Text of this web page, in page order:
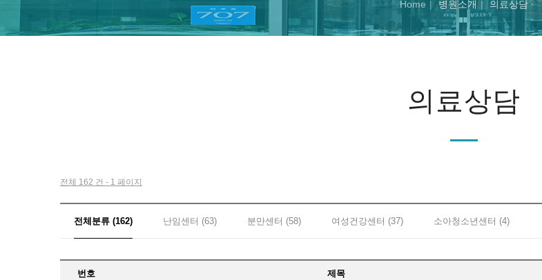
Home 병원소개 의료상담
의료상담
전체 162 건 - 1 페이지
전체분류 (162) 난임센터 (63) 분만센터 (58) 여성건강센터 (37) 소아청소년센터 (4)
번호 제목